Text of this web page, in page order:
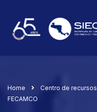
Home Centro de recursos
FECAMCO